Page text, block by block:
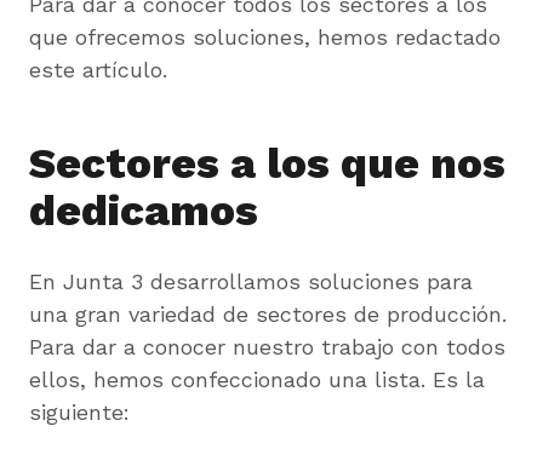
que ofrecemos soluciones, hemos redactado
este artículo.
Sectores a los que nos
dedicamos
En Junta 3 desarrollamos soluciones para
una gran variedad de sectores de producción.
Para dar a conocer nuestro trabajo con todos
ellos, hemos confeccionado una lista. Es la
siguiente: